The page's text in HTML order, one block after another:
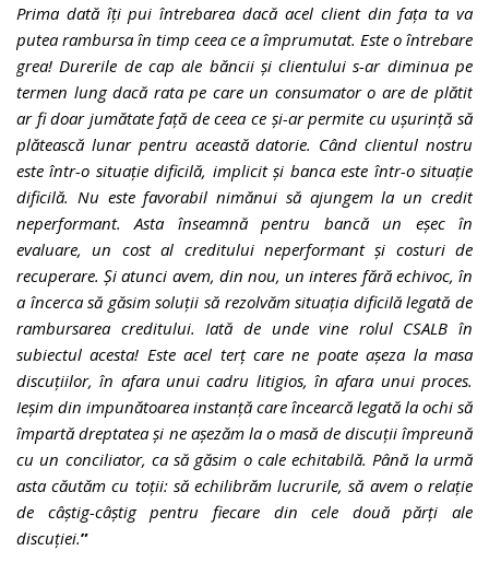
Prima dată îți pui întrebarea dacă acel client din fața ta va
putea rambursa în timp ceea ce a împrumutat. Este o întrebare
grea! Durerile de cap ale băncii și clientului s-ar diminua pe
termen lung dacă rata pe care un consumator o are de plătit
ar fi doar jumătate față de ceea ce și-ar permite cu ușurință să
plătească lunar pentru această datorie. Când clientul nostru
este într-o situație dificilă, implicit și banca este într-o situație
dificilă. Nu este favorabil nimănui să ajungem la un credit
neperformant. Asta înseamnă pentru bancă un eșec în
evaluare, un cost al creditului neperformant și costuri de
recuperare. Și atunci avem, din nou, un interes fără echivoc, în
a încerca să găsim soluții să rezolvăm situația dificilă legată de
rambursarea creditului. Iată de unde vine rolul CSALB în
subiectul acesta! Este acel terț care ne poate așeza la masa
discuțiilor, în afara unui cadru litigios, în afara unui proces.
Ieșim din impunătoarea instanță care încearcă legată la ochi să
împartă dreptatea și ne așezăm la o masă de discuții împreună
cu un conciliator, ca să găsim o cale echitabilă. Până la urmă
asta căutăm cu toții: să echilibrăm lucrurile, să avem o relație
de câștig-câștig pentru fiecare din cele două părți ale
discuției.”